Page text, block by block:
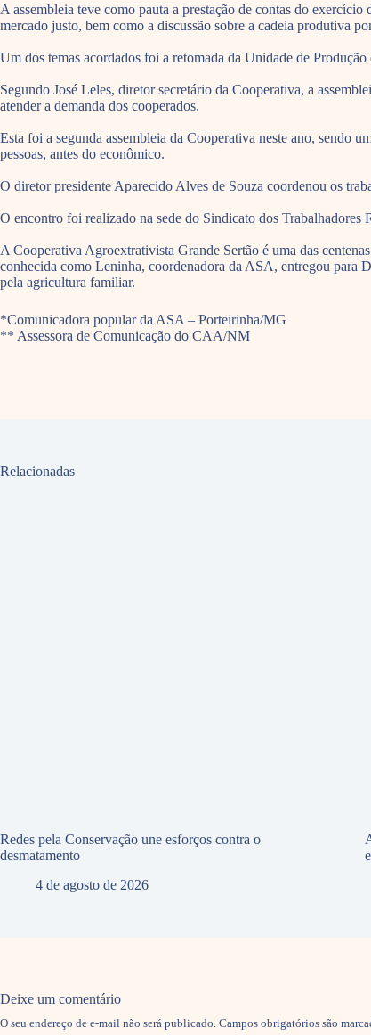
A assembleia teve como pauta a prestação de contas do
mercado justo, bem como a discussão sobre a cadeia produtiva
Um dos temas acordados foi a retomada da Unidade de
Segundo José Leles, diretor secretário da Cooperativa, a
atender a demanda dos cooperados.
Esta foi a segunda assembleia da Cooperativa neste ano, sendo
pessoas, antes do econômico.
O diretor presidente Aparecido Alves de Souza coordenou os
O encontro foi realizado na sede do Sindicato dos
A Cooperativa Agroextrativista Grande Sertão é uma das
conhecida como Leninha, coordenadora da ASA, entregou para
pela agricultura familiar.
*Comunicadora popular da ASA – Porteirinha/MG
** Assessora de Comunicação do CAA/NM
Relacionadas
Redes pela Conservação une esforços contra o
desmatamento
4 de agosto de 2026
Deixe um comentário
O seu endereço de e-mail não será publicado. Campos obrigatórios são